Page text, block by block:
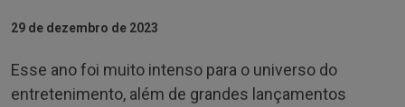
29 de dezembro de 2023
Esse ano foi muito intenso para o universo do
entretenimento, além de grandes lançamentos